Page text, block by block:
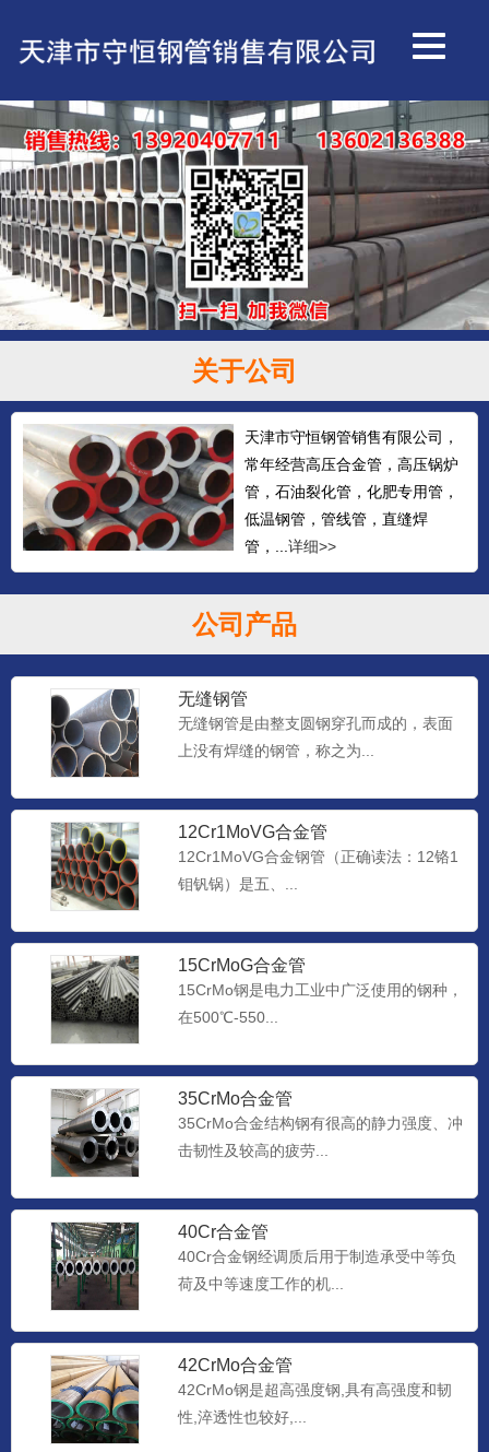
关于公司
天津市守恒钢管销售有限公司，
常年经营高压合金管，高压锅炉
管，石油裂化管，化肥专用管，
低温钢管，管线管，直缝焊
管，...详细>>
公司产品
无缝钢管
无缝钢管是由整支圆钢穿孔而成的，表面
上没有焊缝的钢管，称之为...
12Cr1MoVG合金管
12Cr1MoVG合金钢管（正确读法：12铬1
钼钒锅）是五、...
15CrMoG合金管
15CrMo钢是电力工业中广泛使用的钢种，
在500℃-550...
35CrMo合金管
35CrMo合金结构钢有很高的静力强度、冲
击韧性及较高的疲劳...
40Cr合金管
40Cr合金钢经调质后用于制造承受中等负
荷及中等速度工作的机...
42CrMo合金管
42CrMo钢是超高强度钢,具有高强度和韧
性,淬透性也较好,...